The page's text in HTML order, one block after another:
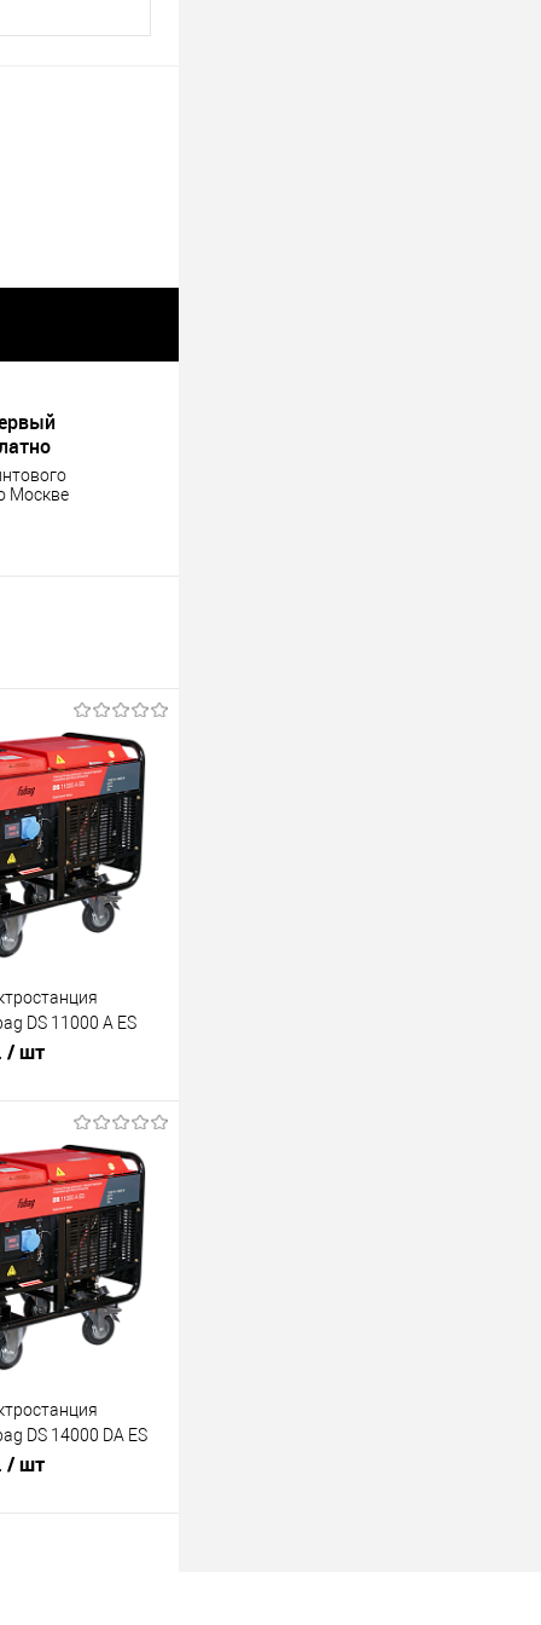
Москве
DS 11000 A ES
/ шт
К сравнению
Недоступно
DS 14000 DA ES
/ шт